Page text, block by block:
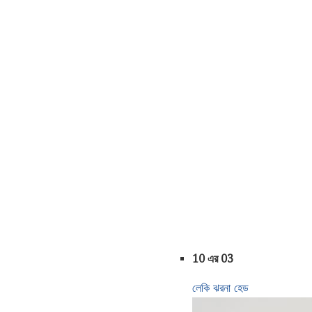
10 এর 03
লেকি ঝরনা হেড